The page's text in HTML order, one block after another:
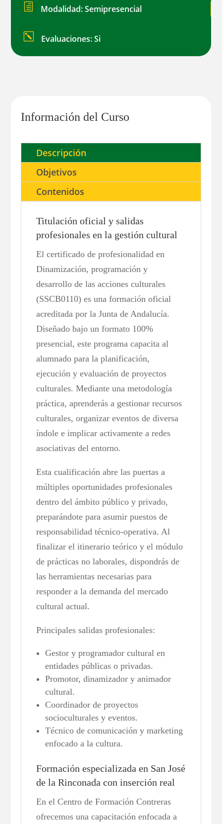
h Modalidad: Semipresencial
k Evaluaciones: Si
Información del Curso
Descripción
Objetivos
Contenidos
Titulación oficial y salidas
profesionales en la gestión cultural
El certificado de profesionalidad en
Dinamización, programación y
desarrollo de las acciones culturales
(SSCB0110) es una formación oficial
acreditada por la Junta de Andalucía.
Diseñado bajo un formato 100%
presencial, este programa capacita al
alumnado para la planificación,
ejecución y evaluación de proyectos
culturales. Mediante una metodología
práctica, aprenderás a gestionar recursos
culturales, organizar eventos de diversa
índole e implicar activamente a redes
asociativas del entorno.
Esta cualificación abre las puertas a
múltiples oportunidades profesionales
dentro del ámbito público y privado,
preparándote para asumir puestos de
responsabilidad técnico-operativa. Al
finalizar el itinerario teórico y el módulo
de prácticas no laborales, dispondrás de
las herramientas necesarias para
responder a la demanda del mercado
cultural actual.
Principales salidas profesionales:
Gestor y programador cultural en
entidades públicas o privadas.
Promotor, dinamizador y animador
cultural.
Coordinador de proyectos
socioculturales y eventos.
Técnico de comunicación y marketing
enfocado a la cultura.
Formación especializada en San José
de la Rinconada con inserción real
En el Centro de Formación Contreras
ofrecemos una capacitación enfocada a